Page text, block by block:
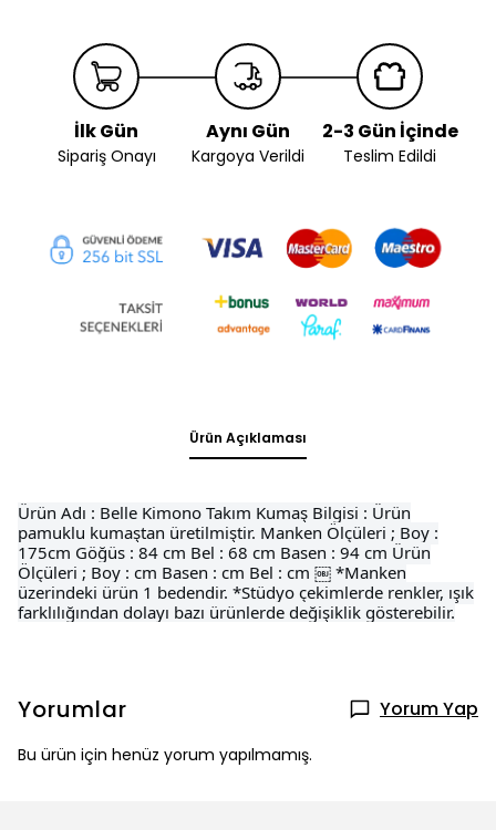
İlk Gün
Sipariş Onayı
Aynı Gün
Kargoya Verildi
2-3 Gün İçinde
Teslim Edildi
Ürün Açıklaması
Ürün Adı : Belle Kimono Takım Kumaş Bilgisi : Ürün
pamuklu kumaştan üretilmiştir. Manken Ölçüleri ; Boy :
175cm Göğüs : 84 cm Bel : 68 cm Basen : 94 cm Ürün
Ölçüleri ; Boy : cm Basen : cm Bel : cm ￼ *Manken
üzerindeki ürün 1 bedendir. *Stüdyo çekimlerde renkler, ışık
farklılığından dolayı bazı ürünlerde değişiklik gösterebilir.
Yorumlar Yorum Yap
Bu ürün için henüz yorum yapılmamış.